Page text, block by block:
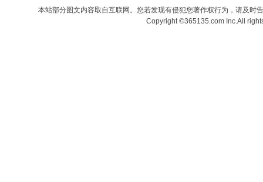
本站部分图文内容取自互联网。您若发现有侵犯您著作权行为，请及时
Copyright ©365135.com Inc.All